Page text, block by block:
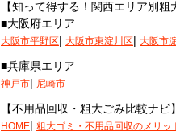
【知って得する！関西エリア別
■大阪府エリア
大阪市平野区| 大阪市東淀川区| 大阪市
■兵庫県エリア
神戸市| 尼崎市
【不用品回収・粗大ごみ比較ナビ
HOME| 粗大ゴミ・不用品回収のメリッ